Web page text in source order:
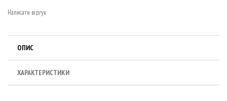
Написати відгук
ОПИС
ХАРАКТЕРИСТИКИ